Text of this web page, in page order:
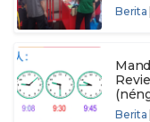
Berita
Berita|